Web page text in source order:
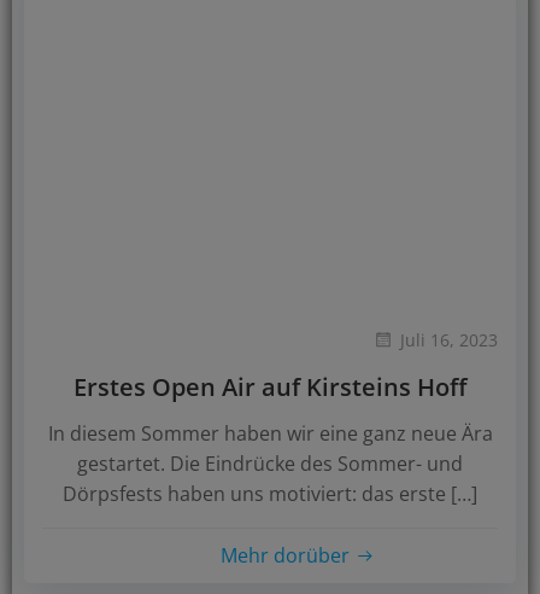
Juli 16, 2023
Erstes Open Air auf Kirsteins Hoff
In diesem Sommer haben wir eine ganz neue Ära
gestartet. Die Eindrücke des Sommer- und
Dörpsfests haben uns motiviert: das erste […]
Mehr dorüber